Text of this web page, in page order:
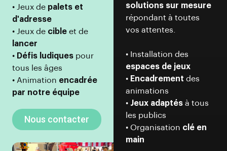
• Jeux de palets et
d'adresse
• Jeux de cible et de
lancer
• Défis ludiques pour
tous les âges
• Animation encadrée
par notre équipe
Nous contacter
solutions sur mesure
répondant à toutes
vos attentes.
• Installation des
espaces de jeux
• Encadrement des
animations
• Jeux adaptés à tous
les publics
• Organisation clé en
main